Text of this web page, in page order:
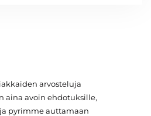
arvosteluja
aina avoin ehdotuksille,
pyrimme auttamaan